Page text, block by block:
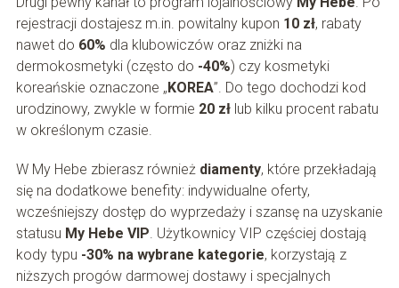
rejestracji dostajesz m.in. powitalny kupon 10 zł, rabaty
nawet do 60% dla klubowiczów oraz zniżki na
dermokosmetyki (często do -40%) czy kosmetyki
koreańskie oznaczone „KOREA”. Do tego dochodzi kod
urodzinowy, zwykle w formie 20 złlub kilku procent rabatu
w określonym czasie.
W My Hebe zbierasz również diamenty, które przekładają
się na dodatkowe benefity: indywidualne oferty,
wcześniejszy dostęp do wyprzedaży i szansę na uzyskanie
statusu My Hebe VIP. Użytkownicy VIP częściej dostają
kody typu -30% na wybrane kategorie, korzystają z
niższych progów darmowej dostawy i specjalnych